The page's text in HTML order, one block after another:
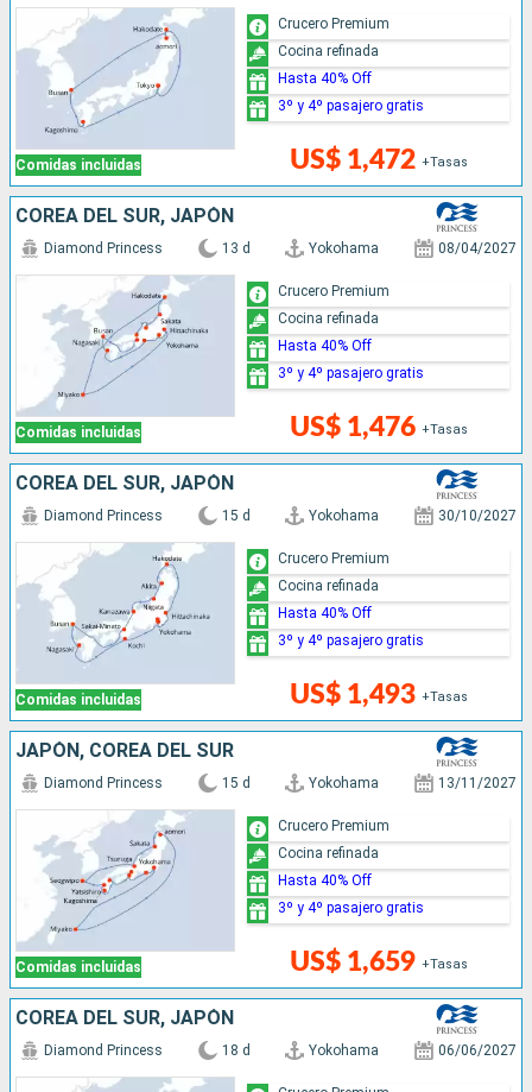
Comidas incluidas US$ 1,472 +Tasas
Crucero Premium
Cocina refinada
Hasta 40% Off
3º y 4º pasajero gratis
COREA DEL SUR, JAPÓN
Comidas incluidas
Diamond Princess 13 d Yokohama 08/04/2027
US$ 1,476 +Tasas
Crucero Premium
Cocina refinada
Hasta 40% Off
3º y 4º pasajero gratis
COREA DEL SUR, JAPÓN
Comidas incluidas
Diamond Princess 15 d Yokohama 30/10/2027
US$ 1,493 +Tasas
Crucero Premium
Cocina refinada
Hasta 40% Off
3º y 4º pasajero gratis
JAPÓN, COREA DEL SUR
Comidas incluidas
Diamond Princess 15 d Yokohama 13/11/2027
US$ 1,659 +Tasas
Crucero Premium
Cocina refinada
Hasta 40% Off
3º y 4º pasajero gratis
COREA DEL SUR, JAPÓN
Diamond Princess 18 d Yokohama 06/06/2027